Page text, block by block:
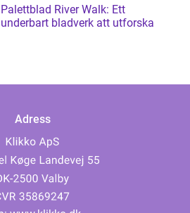
Palettblad River Walk: Ett
underbart bladverk att utforska
Adress